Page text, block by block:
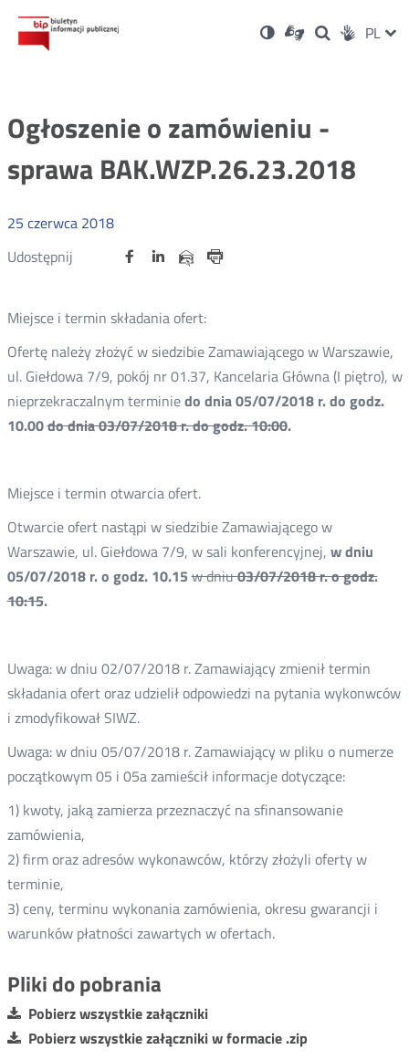
Ustawienia
Wersja
kontrastowa
Dla
niesłyszących
OtwórzOtwórz
w
Otwórz
w
Social PL
Ogłoszenie o zamówieniu -
sprawa BAK.WZP.26.23.2018
25 czerwca 2018
Udostępnij
Udostępnij
Otwórz Udostępnij
na
OtwórzUdostępnij
na
OtwórzUdostępnij
przez
Miejsce i termin składania ofert:
Ofertę należy złożyć w siedzibie Zamawiającego w Warszawie,
ul. Giełdowa 7/9, pokój nr 01.37, Kancelaria Główna (I piętro), w
nieprzekraczalnym terminiedo dnia 05/07/2018 r. do godz.
10.00do dnia 03/07/2018 r. do godz. 10:00.
Miejsce i termin otwarcia ofert.
Otwarcie ofert nastąpi w siedzibie Zamawiającego w
Warszawie, ul. Giełdowa 7/9, w sali konferencyjnej, w dniu
05/07/2018 r. o godz. 10.15w dniu03/07/2018 r. o godz.
10:15.
Uwaga: w dniu 02/07/2018 r. Zamawiający zmienił termin
składania ofert oraz udzielił odpowiedzi na pytania wykonwców
i zmodyfikował SIWZ.
Uwaga: w dniu 05/07/2018 r. Zamawiający w pliku o numerze
początkowym 05 i 05a zamieścił informacje dotyczące:
1) kwoty, jaką zamierza przeznaczyć na sfinansowanie
zamówienia,
2) firm oraz adresów wykonawców, którzy złożyli oferty w
terminie,
3) ceny, terminu wykonania zamówienia, okresu gwarancji i
warunków płatności zawartych w ofertach.
Pliki do pobrania
Pobierz wszystkie załączniki
Pobierz wszystkie załączniki w formacie .zip